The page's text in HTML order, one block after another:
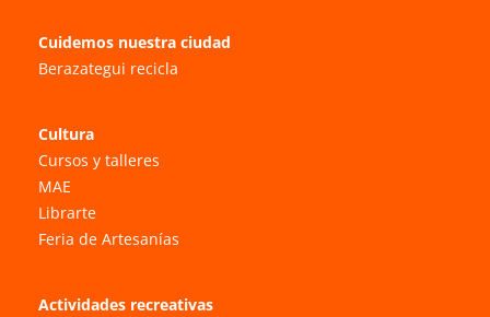
Cuidemos nuestra ciudad
Berazategui recicla
Cultura
Cursos y talleres
MAE
Librarte
Feria de Artesanías
Actividades recreativas